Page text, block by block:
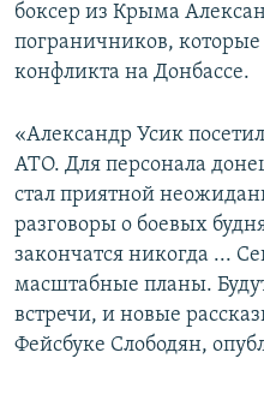
боксер из Крыма
пограничников, которые
конфликта на Донбассе.
«Александр Усик
АТО. Для персонала
стал приятной
разговоры о боевых
закончатся никогда ...
масштабные планы.
встречи, и новые
Фейсбуке Слободян,